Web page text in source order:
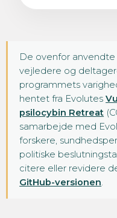
De ovenfor
vejledere og
programmets
hentet fra Evolutes
psilocybin Retreat
samarbejde med
forskere,
politiske
citere eller revidere
GitHub-versionen.